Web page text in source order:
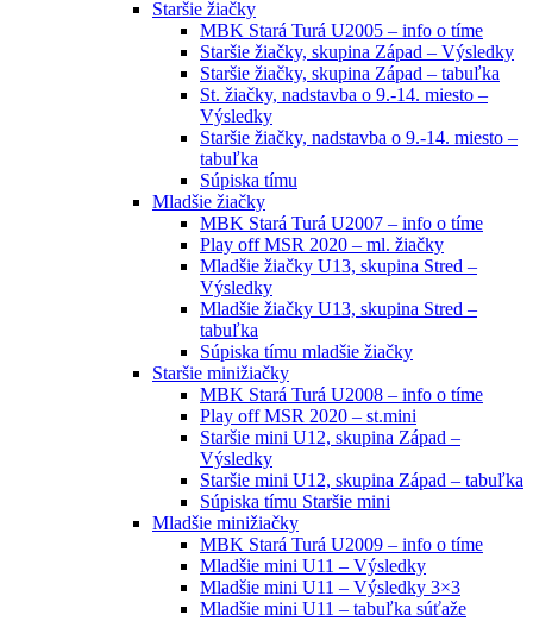
Staršie žiačky
MBK Stará Turá U2005 – info o tíme
Staršie žiačky, skupina Západ – Výsledky
Staršie žiačky, skupina Západ – tabuľka
St. žiačky, nadstavba o 9.-14. miesto –
Výsledky
Staršie žiačky, nadstavba o 9.-14. miesto –
tabuľka
Súpiska tímu
Mladšie žiačky
MBK Stará Turá U2007 – info o tíme
Play off MSR 2020 – ml. žiačky
Mladšie žiačky U13, skupina Stred –
Výsledky
Mladšie žiačky U13, skupina Stred –
tabuľka
Súpiska tímu mladšie žiačky
Staršie minižiačky
MBK Stará Turá U2008 – info o tíme
Play off MSR 2020 – st.mini
Staršie mini U12, skupina Západ –
Výsledky
Staršie mini U12, skupina Západ – tabuľka
Súpiska tímu Staršie mini
Mladšie minižiačky
MBK Stará Turá U2009 – info o tíme
Mladšie mini U11 – Výsledky
Mladšie mini U11 – Výsledky 3×3
Mladšie mini U11 – tabuľka súťaže